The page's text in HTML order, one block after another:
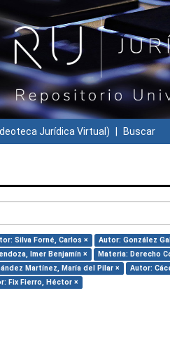
Jurídica Virtual) Buscar
Silva Forné, Carlos ×
Autor: González
Imer Benjamín ×
Materia: Derecho
Martínez, María del Pilar ×
Autor:
Fix Fierro, Héctor ×